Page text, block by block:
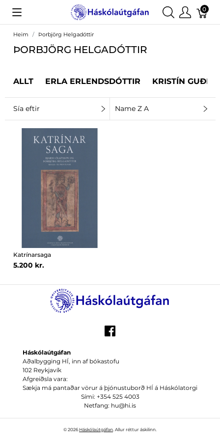
0
Heim Þorbjörg Helgadóttir
ÞORBJÖRG HELGADÓTTIR
ALLT ERLA ERLENDSDÓTTIR KRISTÍN
Sía eftir Name Z A
Katrínarsaga
5.200 kr.
Háskólaútgáfan
Aðalbygging HÍ, inn af bókastofu
102 Reykjavík
Afgreiðsla vara:
Sækja má pantaðar vörur á þjónustuborð HÍ á Háskólatorgi
Sími: +354 525 4003
Netfang: hu@hi.is
© 2026Háskólaútgáfan . Allur réttur áskilinn.